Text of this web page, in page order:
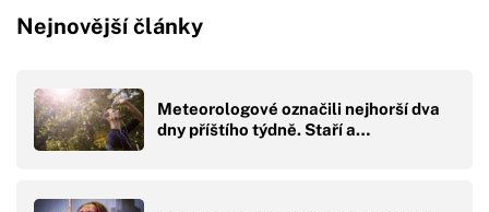
Nejnovější články
Meteorologové označili nejhorší dva
dny příštího týdně. Staří a…